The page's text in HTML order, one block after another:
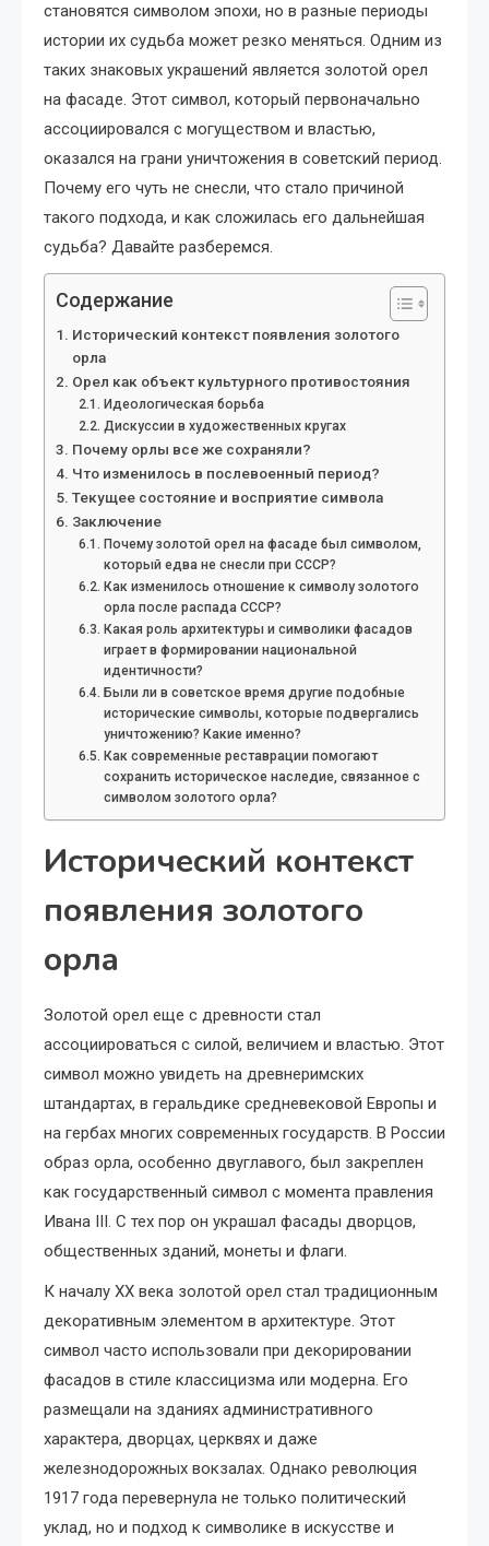
становятся символом эпохи, но в разные периоды
истории их судьба может резко меняться. Одним из
таких знаковых украшений является золотой орел
на фасаде. Этот символ, который первоначально
ассоциировался с могуществом и властью,
оказался на грани уничтожения в советский период.
Почему его чуть не снесли, что стало причиной
такого подхода, и как сложилась его дальнейшая
судьба? Давайте разберемся.
Содержание
Исторический контекст появления золотого
орла
Орел как объект культурного противостояния
Идеологическая борьба
Дискуссии в художественных кругах
Почему орлы все же сохраняли?
Что изменилось в послевоенный период?
Текущее состояние и восприятие символа
Заключение
Почему золотой орел на фасаде был символом,
который едва не снесли при СССР?
Как изменилось отношение к символу золотого
орла после распада СССР?
Какая роль архитектуры и символики фасадов
играет в формировании национальной
идентичности?
Были ли в советское время другие подобные
исторические символы, которые подвергались
уничтожению? Какие именно?
Как современные реставрации помогают
сохранить историческое наследие, связанное с
символом золотого орла?
Исторический контекст
появления золотого
орла
Золотой орел еще с древности стал
ассоциироваться с силой, величием и властью. Этот
символ можно увидеть на древнеримских
штандартах, в геральдике средневековой Европы и
на гербах многих современных государств. В России
образ орла, особенно двуглавого, был закреплен
как государственный символ с момента правления
Ивана III. С тех пор он украшал фасады дворцов,
общественных зданий, монеты и флаги.
К началу XX века золотой орел стал традиционным
декоративным элементом в архитектуре. Этот
символ часто использовали при декорировании
фасадов в стиле классицизма или модерна. Его
размещали на зданиях административного
характера, дворцах, церквях и даже
железнодорожных вокзалах. Однако революция
1917 года перевернула не только политический
уклад, но и подход к символике в искусстве и